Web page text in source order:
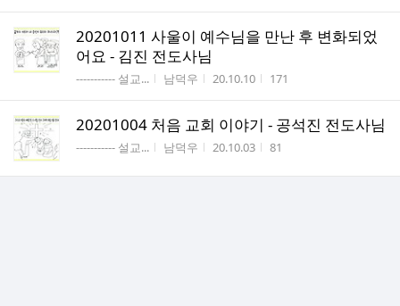
20201011 사울이 예수님을 만난 후 변화되었
어요 - 김진 전도사님
게시판명
----------- 설교... 작성자
남덕우 작성시간
20.10.10 조회수
171
20201004 처음 교회 이야기 - 공석진 전도사님
게시판명
----------- 설교... 작성자
남덕우 작성시간
20.10.03 조회수
81